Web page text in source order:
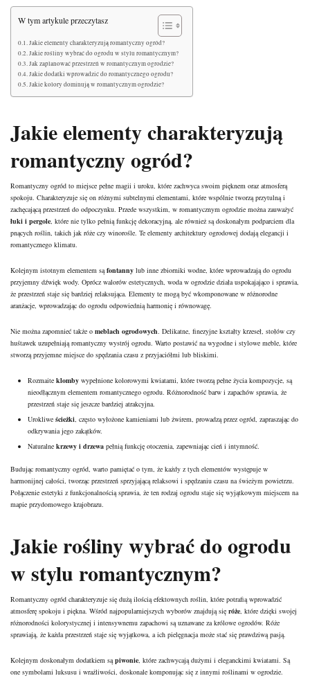
W tym artykule przeczytasz
Jakie elementy charakteryzują romantyczny ogród?
Jakie rośliny wybrać do ogrodu w stylu romantycznym?
Jak zaplanować przestrzeń w romantycznym ogrodzie?
Jakie dodatki wprowadzić do romantycznego ogrodu?
Jakie kolory dominują w romantycznym ogrodzie?
Jakie elementy charakteryzują
romantyczny ogród?
Romantyczny ogród to miejsce pełne magii i uroku, które zachwyca swoim pięknem oraz atmosferą
spokoju. Charakteryzuje się on różnymi subtelnymi elementami, które wspólnie tworzą przytulną i
zachęcającą przestrzeń do odpoczynku. Przede wszystkim, w romantycznym ogrodzie można zauważyć
łuki i pergole, które nie tylko pełnią funkcję dekoracyjną, ale również są doskonałym podparciem dla
pnących roślin, takich jak róże czy winorośle. Te elementy architektury ogrodowej dodają elegancji i
romantycznego klimatu.
Kolejnym istotnym elementem sąfontanny lub inne zbiorniki wodne, które wprowadzają do ogrodu
przyjemny dźwięk wody. Oprócz walorów estetycznych, woda w ogrodzie działa uspokajająco i sprawia,
że przestrzeń staje się bardziej relaksująca. Elementy te mogą być wkomponowane w różnorodne
aranżacje, wprowadzając do ogrodu odpowiednią harmonię i równowagę.
Nie można zapomnieć także o meblach ogrodowych. Delikatne, finezyjne kształty krzeseł, stołów czy
huśtawek uzupełniają romantyczny wystrój ogrodu. Warto postawić na wygodne i stylowe meble, które
stworzą przyjemne miejsce do spędzania czasu z przyjaciółmi lub bliskimi.
Rozmaite klomby wypełnione kolorowymi kwiatami, które tworzą pełne życia kompozycje, są
nieodłącznym elementem romantycznego ogrodu. Różnorodność barw i zapachów sprawia, że
przestrzeń staje się jeszcze bardziej atrakcyjna.
Urokliwe ścieżki, często wyłożone kamieniami lub żwirem, prowadzą przez ogród, zapraszając do
odkrywania jego zakątków.
Naturalne krzewy i drzewa pełnią funkcję otoczenia, zapewniając cień i intymność.
Budując romantyczny ogród, warto pamiętać o tym, że każdy z tych elementów występuje w
harmonijnej całości, tworząc przestrzeń sprzyjającą relaksowi i spędzaniu czasu na świeżym powietrzu.
Połączenie estetyki z funkcjonalnością sprawia, że ten rodzaj ogrodu staje się wyjątkowym miejscem na
mapie przydomowego krajobrazu.
Jakie rośliny wybrać do ogrodu
w stylu romantycznym?
Romantyczny ogród charakteryzuje się dużą ilością efektownych roślin, które potrafią wprowadzić
atmosferę spokoju i piękna. Wśród najpopularniejszych wyborów znajdują się róże, które dzięki swojej
różnorodności kolorystycznej i intensywnemu zapachowi są uznawane za królowe ogrodów. Róże
sprawiają, że każda przestrzeń staje się wyjątkowa, a ich pielęgnacja może stać się prawdziwą pasją.
Kolejnym doskonałym dodatkiem sąpiwonie, które zachwycają dużymi i eleganckimi kwiatami. Są
one symbolami luksusu i wrażliwości, doskonale komponując się z innymi roślinami w ogrodzie.